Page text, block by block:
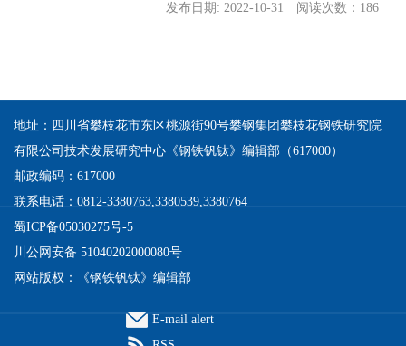
发布日期: 2022-10-31 阅读次数： 186
地址：四川省攀枝花市东区桃源街90号攀钢集团攀枝花钢铁研究院
有限公司技术发展研究中心《钢铁钒钛》编辑部（617000）
邮政编码：617000
联系电话：0812-3380763,3380539,3380764
蜀ICP备05030275号-5
川公网安备 51040202000080号
网站版权：《钢铁钒钛》编辑部
E-mail alert